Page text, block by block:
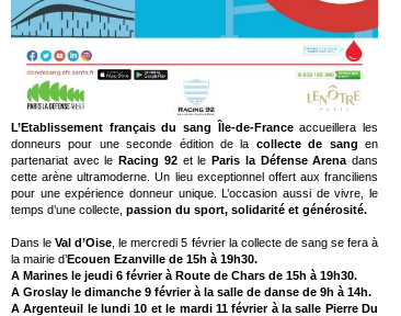
L’Etablissement français du sang Île-de-Franceaccueillera les
donneurs pour une seconde édition de la collecte de sang en
partenariat avec leRacing 92et leParis la Défense Arena dans
cette arène ultramoderne. Un lieu exceptionnel offert aux franciliens
pour une expérience donneur unique. L’occasion aussi de vivre, le
temps d’une collecte, passion du sport, solidarité et générosité.
Dans leVal d’Oise , le mercredi 5 février la collecte de sang se fera à
la mairie d’Ecouen Ezanville de 15h à 19h30.
A Marines le jeudi 6 février à Route de Chars de 15h à 19h30.
A Groslay le dimanche 9 février à la salle de danse de 9h à 14h.
A Argenteuil le lundi 10 et le mardi 11 février à la salle Pierre Du